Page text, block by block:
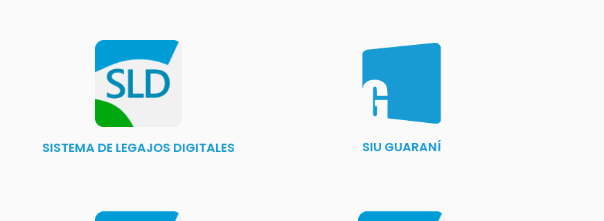
SISTEMA DE LEGAJOS DIGITALES SIU GUARANÍ